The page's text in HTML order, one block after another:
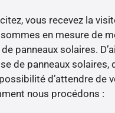
vous recevez la
en mesure de
panneaux solaires.
de panneaux solaires,
d’attendre de
nous procédons :